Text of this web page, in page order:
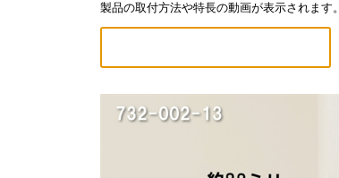
製品の取付方法や特長の動画が表示されます。